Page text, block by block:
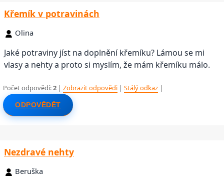
Křemík v potravinách
Olina
Jaké potraviny jíst na doplnění křemíku? Lámou se mi
vlasy a nehty a proto si myslím, že mám křemíku málo.
Počet odpovědí:2 |Zobrazit odpovědi |Stálý odkaz |
ODPOVĚDĚT
Nezdravé nehty
Beruška